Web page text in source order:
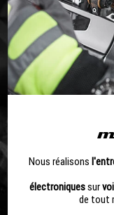
Nous réalisons
électroniquessur
de tout